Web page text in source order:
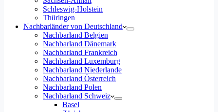
Schleswig-Holstein
Thüringen
Nachbarländer von Deutschland
Nachbarland Belgien
Nachbarland Dänemark
Nachbarland Frankreich
Nachbarland Luxemburg
Nachbarland Niederlande
Nachbarland Österreich
Nachbarland Polen
Nachbarland Schweiz
Basel